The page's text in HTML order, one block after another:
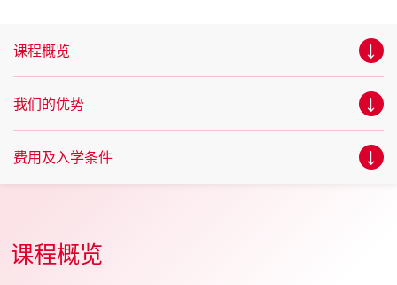
课程概览
我们的优势
费用及入学条件
课程概览